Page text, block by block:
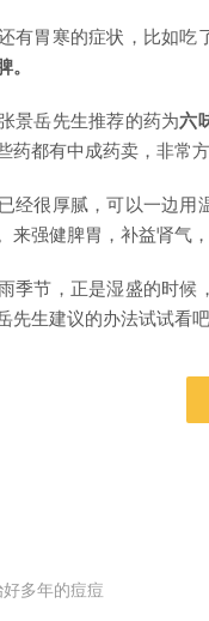
有胃寒的症状，比如吃
。
景岳先生推荐的药为六
药都有中成药卖，非常方
经很厚腻，可以一边用
来强健脾胃，补益肾气
季节，正是湿盛的时候
先生建议的办法试试看
多年的痘痘